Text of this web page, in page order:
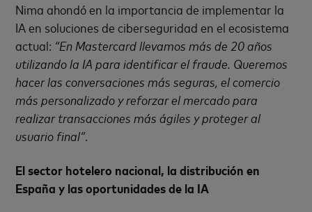
Nima ahondó en la importancia de implementar la
IA en soluciones de ciberseguridad en el ecosistema
actual: “En Mastercard llevamos más de 20 años
utilizando la IA para identificar el fraude. Queremos
hacer las conversaciones más seguras, el comercio
más personalizado y reforzar el mercado para
realizar transacciones más ágiles y proteger al
usuario final”.
El sector hotelero nacional, la distribución en
España y las oportunidades de la IA